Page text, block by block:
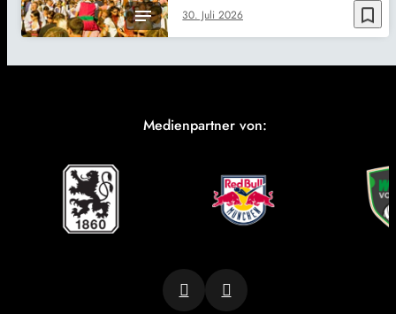
bookmark_border
30. Juli 2026
Medienpartner von: